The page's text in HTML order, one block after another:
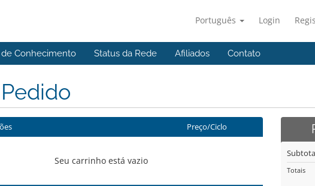
Português Login
de Conhecimento Status da Rede Afiliados Contato
Preço/Ciclo
Seu carrinho está vazio
Totais